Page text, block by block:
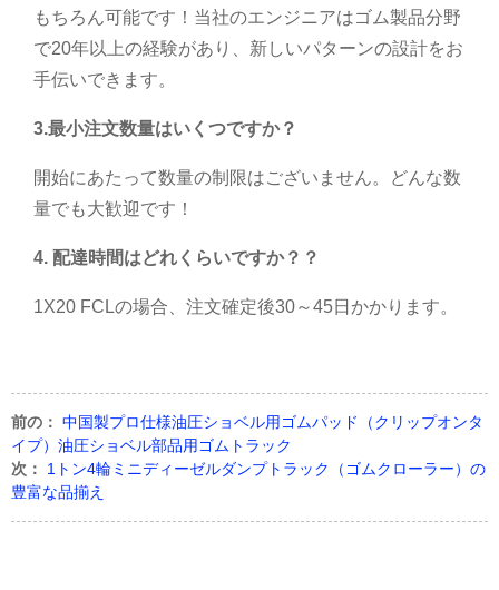
もちろん可能です！当社のエンジニアはゴム製品分野
で20年以上の経験があり、新しいパターンの設計をお
手伝いできます。
3.最小注文数量はいくつですか？
開始にあたって数量の制限はございません。どんな数
量でも大歓迎です！
4. 配達時間はどれくらいですか？ ？
1X20 FCLの場合、注文確定後30～45日かかります。
前の： 中国製プロ仕様油圧ショベル用ゴムパッド（クリップオンタ
イプ）油圧ショベル部品用ゴムトラック
次：
1トン4輪ミニディーゼルダンプトラック（ゴムクローラー）の
豊富な品揃え